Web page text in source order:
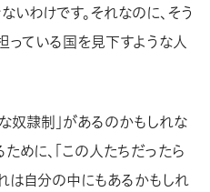
いわけです。それなのに、そう
っている国を見下すような人
奴隷制」があるのかもしれな
めに、「この人たちだったら
は自分の中にもあるかもしれ